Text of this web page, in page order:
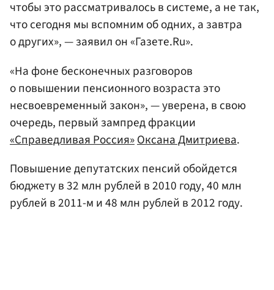
чтобы это рассматривалось в системе, а не так,
что сегодня мы вспомним об одних, а завтра
о других», — заявил он «Газете.Ru».
«На фоне бесконечных разговоров
о повышении пенсионного возраста это
несвоевременный закон», — уверена, в свою
очередь, первый зампред фракции
«Справедливая Россия»Оксана Дмитриева.
Повышение депутатских пенсий обойдется
бюджету в 32 млн рублей в 2010 году, 40 млн
рублей в 2011-м и 48 млн рублей в 2012 году.